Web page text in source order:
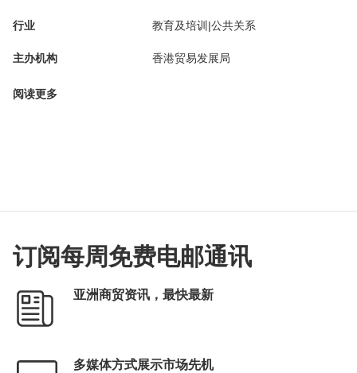
行业 教育及培训|公共关系
主办机构 香港贸易发展局
阅读更多
订阅每周免费电邮通讯
亚洲商贸资讯，最快最新
多媒体方式展示市场先机